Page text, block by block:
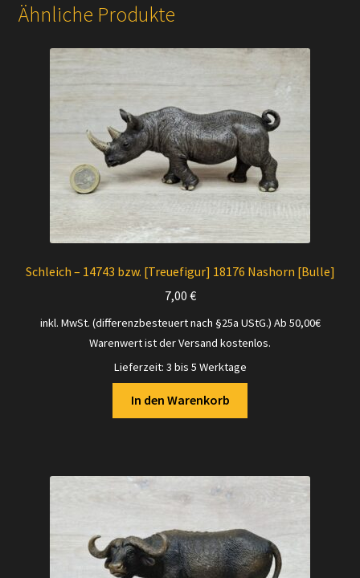
Ähnliche Produkte
Schleich – 14743 bzw. [Treuefigur] 18176 Nashorn [Bulle]
7,00 €
inkl. MwSt. (differenzbesteuert nach §25a UStG.) Ab 50,00€
Warenwert ist der Versand kostenlos.
Lieferzeit: 3 bis 5 Werktage
In den Warenkorb